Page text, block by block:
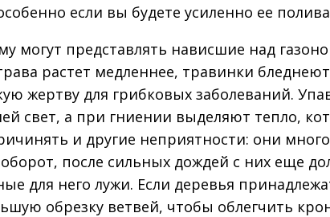
если вы будете усиленно ее
могут представлять нависшие над
растет медленнее, травинки
жертву для грибковых заболеваний.
свет, а при гниении выделяют тепло,
и другие неприятности: они
после сильных дождей с них еще
для него лужи. Если деревья
обрезку ветвей, чтобы облегчить